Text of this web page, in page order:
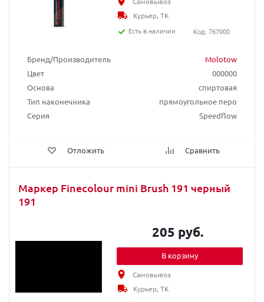
Бренд/Производитель
Molotow
Цвет
000000
Основа
спиртовая
Тип наконечника
прямоугольное перо
Серия
Speedflow
Отложить Сравнить
Курьер, ТК
Есть в наличии
Код: 767000
Маркер Finecolour mini Brush 191 черный
191
205 руб.
В корзину
Самовывоз
Курьер, ТК